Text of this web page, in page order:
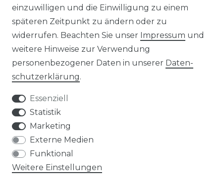
15 kWp Solaranlagen
20 kWp Solaranlagen
25 kWp Solaranlagen
30 kWp Solaranlagen
Klimaanlagen
Klimaanlagen
Split Sets
Klimaanlagen
ÜBER UNS
einzuwilligen und die Einwilligung zu einem
späteren Zeitpunkt zu ändern oder zu
widerrufen. Beachten Sie unser Impressum und
weitere Hinweise zur Verwendung
personenbezogener Daten in unserer Daten­
schutz­erklärung.
Essenziell
Statistik
Marketing
Externe Medien
Funktional
Weitere Einstellungen